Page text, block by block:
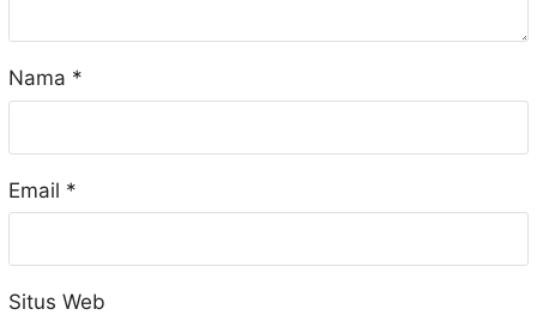
Nama *
Email *
Situs Web